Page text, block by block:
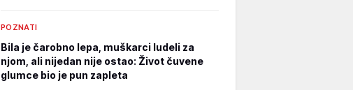
POZNATI
Bila je čarobno lepa, muškarci ludeli za
njom, ali nijedan nije ostao: Život čuvene
glumce bio je pun zapleta